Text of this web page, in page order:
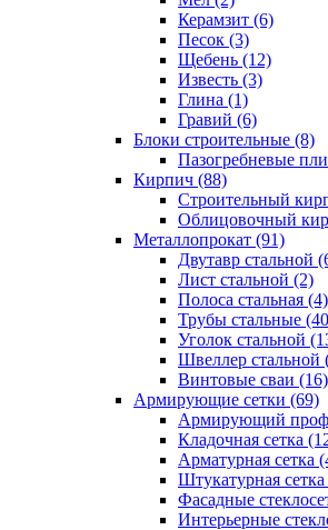
Керамзит (6)
Песок (3)
Щебень (12)
Известь (3)
Глина (1)
Гравий (6)
Блоки строительные (8)
Пазогребневые
Кирпич (88)
Строительный
Облицовочный
Металлопрокат (91)
Двутавр стальной
Лист стальной (2)
Полоса стальная (4)
Трубы стальные
Уголок стальной
Швеллер стальной
Винтовые сваи (16)
Армирующие сетки (69)
Армирующий
Кладочная сетка
Арматурная сетка
Штукатурная сетка
Фасадные
Интерьерные